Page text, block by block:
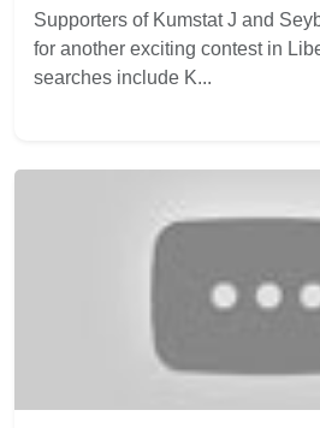
Supporters of Kumstat J and
for another exciting contest in
searches include K...